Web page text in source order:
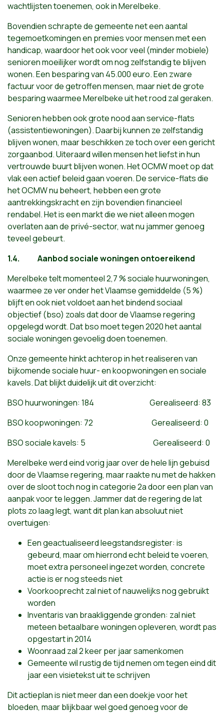
wachtlijsten toenemen, ook in Merelbeke.
Bovendien schrapte de gemeente net een aantal
tegemoetkomingen en premies voor mensen met een
handicap, waardoor het ook voor veel (minder mobiele)
senioren moeilijker wordt om nog zelfstandig te blijven
wonen. Een besparing van 45.000 euro. Een zware
factuur voor de getroffen mensen, maar niet de grote
besparing waarmee Merelbeke uit het rood zal geraken.
Senioren hebben ook grote nood aan service-flats
(assistentiewoningen). Daarbij kunnen ze zelfstandig
blijven wonen, maar beschikken ze toch over een gericht
zorgaanbod. Uiteraard willen mensen het liefst in hun
vertrouwde buurt blijven wonen. Het OCMW moet op dat
vlak een actief beleid gaan voeren. De service-flats die
het OCMW nu beheert, hebben een grote
aantrekkingskracht en zijn bovendien financieel
rendabel. Het is een markt die we niet alleen mogen
overlaten aan de privé-sector, wat nu jammer genoeg
teveel gebeurt.
1.4. Aanbod sociale woningen ontoereikend
Merelbeke telt momenteel 2,7 % sociale huurwoningen,
waarmee ze ver onder het Vlaamse gemiddelde (5 %)
blijft en ook niet voldoet aan het bindend sociaal
objectief (bso) zoals dat door de Vlaamse regering
opgelegd wordt. Dat bso moet tegen 2020 het aantal
sociale woningen gevoelig doen toenemen.
Onze gemeente hinkt achterop in het realiseren van
bijkomende sociale huur- en koopwoningen en sociale
kavels. Dat blijkt duidelijk uit dit overzicht:
BSO huurwoningen: 184 Gerealiseerd: 83
BSO koopwoningen: 72 Gerealiseerd: 0
BSO sociale kavels: 5 Gerealiseerd: 0
Merelbeke werd eind vorig jaar over de hele lijn gebuisd
door de Vlaamse regering, maar raakte nu met de hakken
over de sloot toch nog in categorie 2a door een plan van
aanpak voor te leggen. Jammer dat de regering de lat
plots zo laag legt, want dit plan kan absoluut niet
overtuigen:
Een geactualiseerd leegstandsregister: is
gebeurd, maar om hierrond echt beleid te voeren,
moet extra personeel ingezet worden, concrete
actie is er nog steeds niet
Voorkooprecht zal niet of nauwelijks nog gebruikt
worden
Inventaris van braakliggende gronden: zal niet
meteen betaalbare woningen opleveren, wordt pas
opgestart in 2014
Woonraad zal 2 keer per jaar samenkomen
Gemeente wil rustig de tijd nemen om tegen eind dit
jaar een visietekst uit te schrijven
Dit actieplan is niet meer dan een doekje voor het
bloeden, maar blijkbaar wel goed genoeg voor de